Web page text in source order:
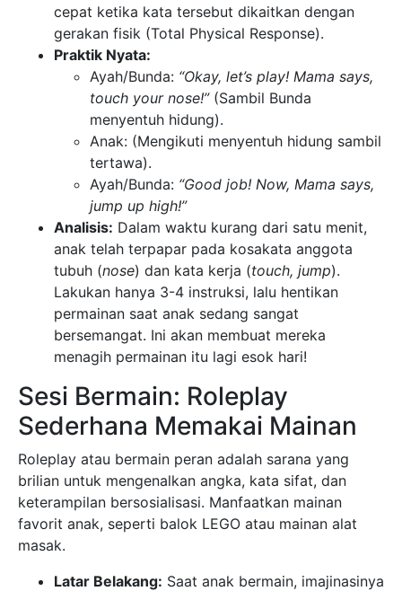
cepat ketika kata tersebut dikaitkan dengan
gerakan fisik (Total Physical Response).
Praktik Nyata:
Ayah/Bunda: “Okay, let’s play! Mama says,
touch your nose!”(Sambil Bunda
menyentuh hidung).
Anak: (Mengikuti menyentuh hidung sambil
tertawa).
Ayah/Bunda: “Good job! Now, Mama says,
jump up high!”
Analisis: Dalam waktu kurang dari satu menit,
anak telah terpapar pada kosakata anggota
tubuh (nose) dan kata kerja (touch, jump).
Lakukan hanya 3-4 instruksi, lalu hentikan
permainan saat anak sedang sangat
bersemangat. Ini akan membuat mereka
menagih permainan itu lagi esok hari!
Sesi Bermain: Roleplay
Sederhana Memakai Mainan
Roleplay atau bermain peran adalah sarana yang
brilian untuk mengenalkan angka, kata sifat, dan
keterampilan bersosialisasi. Manfaatkan mainan
favorit anak, seperti balok LEGO atau mainan alat
masak.
Latar Belakang: Saat anak bermain, imajinasinya